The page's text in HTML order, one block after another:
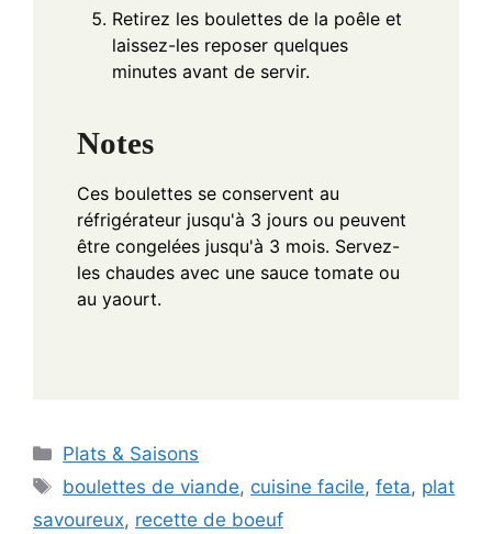
Retirez les boulettes de la poêle et
laissez-les reposer quelques
minutes avant de servir.
Notes
Ces boulettes se conservent au
réfrigérateur jusqu'à 3 jours ou peuvent
être congelées jusqu'à 3 mois. Servez-
les chaudes avec une sauce tomate ou
au yaourt.
Categories
Plats & Saisons
Tags
boulettes de viande, cuisine facile,feta, plat
savoureux, recette de boeuf